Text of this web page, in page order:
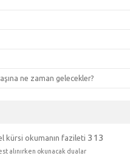
ne zaman gelecekler?
kürsi okumanın fazileti 313
alınırken okunacak dualar